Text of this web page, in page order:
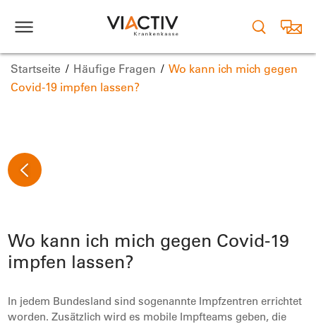
Startseite Häufige Fragen
Wo kann ich mich gegen
Covid-19 impfen lassen?
Wo kann ich mich gegen Covid-19
impfen lassen?
In jedem Bundesland sind sogenannte Impfzentren errichtet
worden. Zusätzlich wird es mobile Impfteams geben, die